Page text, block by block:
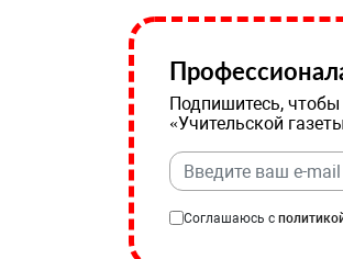
Подпишитесь,
«Учительской
Соглашаюсь с